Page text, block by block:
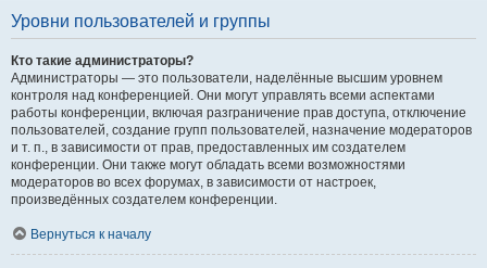
Уровни пользователей и группы
Кто такие администраторы?
Администраторы — это пользователи, наделённые высшим уровнем
контроля над конференцией. Они могут управлять всеми аспектами
работы конференции, включая разграничение прав доступа, отключение
пользователей, создание групп пользователей, назначение модераторов
и т. п., в зависимости от прав, предоставленных им создателем
конференции. Они также могут обладать всеми возможностями
модераторов во всех форумах, в зависимости от настроек,
произведённых создателем конференции.
Вернуться к началу